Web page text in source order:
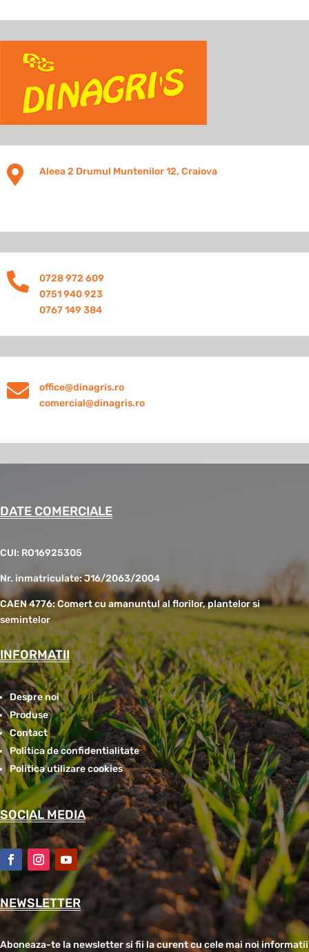
 Aleea 2 Drumul Muntenilor 12, Craiova

0728 972 609
0751 940 923
0767 149 384

office@dinagris.ro
comercial@dinagris.ro
DATE COMERCIALE
CUI: RO16925305
Nr. inmatriculate: J16/2063/2004
CAEN 4776: Comert cu amanuntul al florilor, plantelor si
semintelor
INFORMATII
Despre noi
Produse
Contact
Politica de confidentialitate
Politica utilizare cookies
SOCIAL MEDIA
NEWSLETTER
Aboneaza-te la newsletter si fii la curent cu cele mai noi informatii